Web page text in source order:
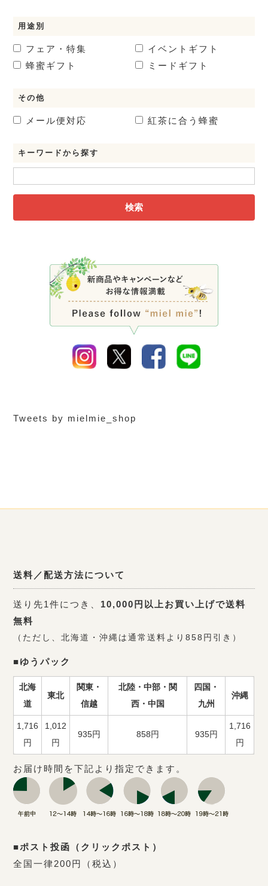
用途別
フェア・特集
イベントギフト
蜂蜜ギフト
ミードギフト
その他
メール便対応 紅茶に合う蜂蜜
キーワードから探す
検索
Tweets by mielmie_shop
送料／配送方法について
送り先1件につき、 10,000円以上お買い上げで送料
無料
（ただし、北海道・沖縄は通常送料より858円引き）
■ゆうパック
北海
道
東北
関東・
信越
北陸・中部・関
西・中国
四国・
九州
沖縄
1,716
円
1,012
円
935円 858円 935円
1,716
円
お届け時間を下記より指定できます。
■ポスト投函（クリックポスト）
全国一律200円（税込）